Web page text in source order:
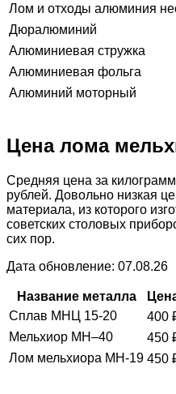
Лом и отходы алюминия
Дюралюминий
Алюминиевая стружка
Алюминиевая фольга
Алюминий моторный
Цена лома
Средняя цена за
рублей. Довольно низкая
материала, из которого
советских столовых
сих пор.
Дата обновление: 07.08.26
Название металла
Сплав МНЦ 15-20
400
Мельхиор МН–40
450
Лом мельхиора МН-19 450